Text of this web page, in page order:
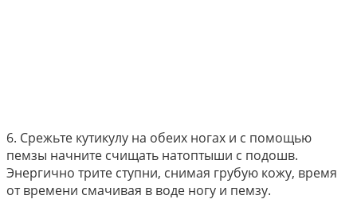
6. Срежьте кутикулу на обеих ногах и с помощью
пемзы начните счищать натоптыши с подошв.
Энергично трите ступни, снимая грубую кожу, время
от времени смачивая в воде ногу и пемзу.